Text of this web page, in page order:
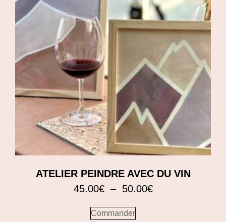
ATELIER PEINDRE AVEC DU VIN
45.00€ – 50.00€
Commander